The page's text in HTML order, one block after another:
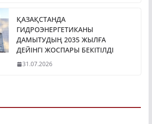
ҚАЗАҚСТАНДА
ГИДРОЭНЕРГЕТИКАНЫ
ДАМЫТУДЫҢ 2035 ЖЫЛҒА
ДЕЙІНГІ ЖОСПАРЫ БЕКІТІЛДІ
31.07.2026